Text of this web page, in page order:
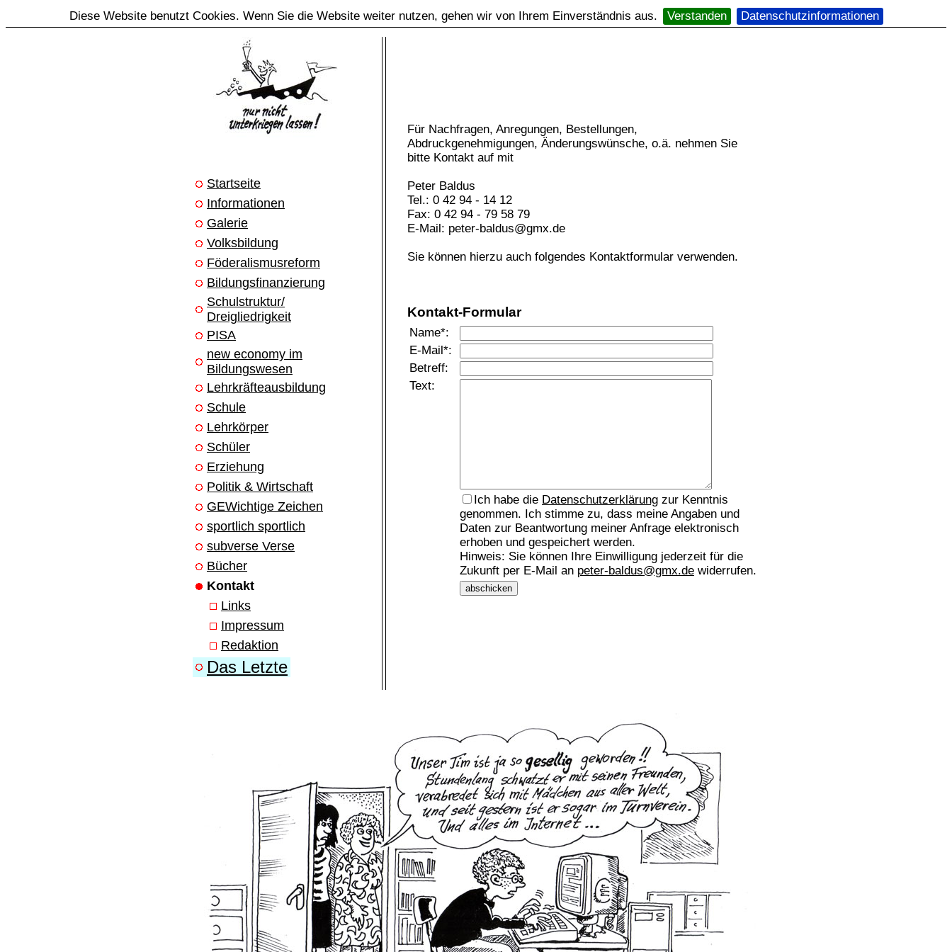
Diese Website benutzt Cookies. Wenn Sie die Website weiter nutzen, gehen wir von Ihrem Einverständnis aus. Verstanden Datenschutzinformationen
Startseite
Informationen
Galerie
Volksbildung
Föderalismusreform
Bildungsfinanzierung
Schulstruktur/
Dreigliedrigkeit
PISA
new economy im
Bildungswesen
Lehrkräfteausbildung
Schule
Lehrkörper
Schüler
Erziehung
Politik & Wirtschaft
GEWichtige Zeichen
sportlich sportlich
subverse Verse
Bücher
Kontakt
Links
Impressum
Redaktion
Das Letzte
Für Nachfragen, Anregungen, Bestellungen,
Abdruckgenehmigungen, Änderungswünsche, o.ä. nehmen Sie
bitte Kontakt auf mit
Peter Baldus
Tel.: 0 42 94 - 14 12
Fax: 0 42 94 - 79 58 79
E-Mail: peter-baldus@gmx.de
Sie können hierzu auch folgendes Kontaktformular verwenden.
Kontakt-Formular
Name*:
E-Mail*:
Betreff:
Text:
Ich habe die Datenschutzerklärung zur Kenntnis
genommen. Ich stimme zu, dass meine Angaben und
Daten zur Beantwortung meiner Anfrage elektronisch
erhoben und gespeichert werden.
Hinweis: Sie können Ihre Einwilligung jederzeit für die
Zukunft per E-Mail an peter-baldus@gmx.de widerrufen.